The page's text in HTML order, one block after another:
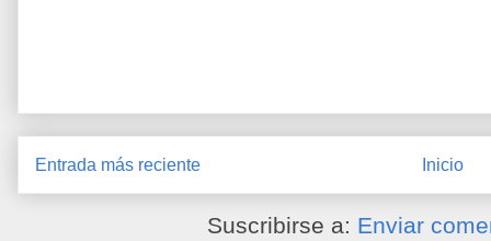
Entrada más reciente Inicio
Suscribirse a: Enviar